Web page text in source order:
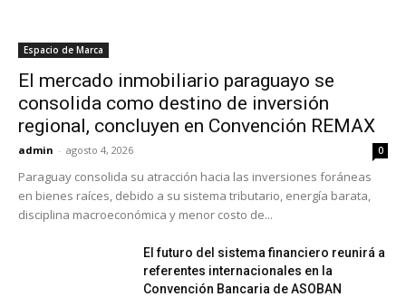
Espacio de Marca
El mercado inmobiliario paraguayo se
consolida como destino de inversión
regional, concluyen en Convención REMAX
admin - agosto 4, 2026 0
Paraguay consolida su atracción hacia las inversiones foráneas
en bienes raíces, debido a su sistema tributario, energía barata,
disciplina macroeconómica y menor costo de...
El futuro del sistema financiero reunirá a
referentes internacionales en la
Convención Bancaria de ASOBAN